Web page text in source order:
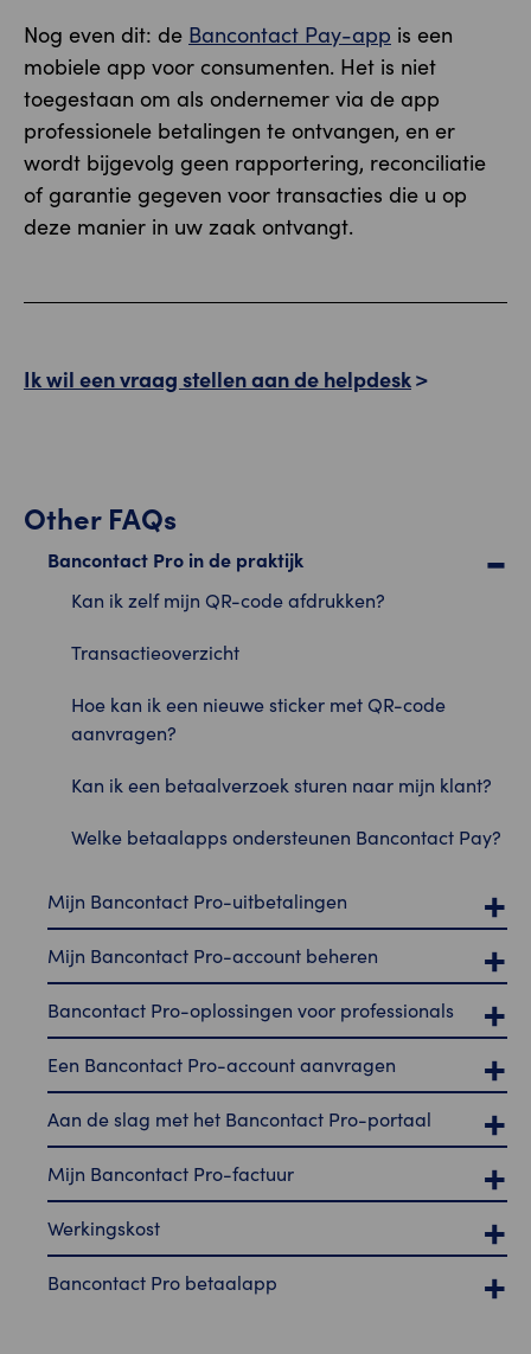
Nog even dit: de Bancontact Pay-app is een
mobiele app voor consumenten. Het is niet
toegestaan om als ondernemer via de app
professionele betalingen te ontvangen, en er
wordt bijgevolg geen rapportering, reconciliatie
of garantie gegeven voor transacties die u op
deze manier in uw zaak ontvangt.
Ik wil een vraag stellen aan de helpdesk
Other FAQs
Bancontact Pro in de praktijk
Kan ik zelf mijn QR-code afdrukken?
Transactieoverzicht
Hoe kan ik een nieuwe sticker met QR-code
aanvragen?
Kan ik een betaalverzoek sturen naar mijn klant?
Welke betaalapps ondersteunen Bancontact Pay?
Mijn Bancontact Pro-uitbetalingen
Mijn Bancontact Pro-account beheren
Bancontact Pro-oplossingen voor professionals
Een Bancontact Pro-account aanvragen
Aan de slag met het Bancontact Pro-portaal
Mijn Bancontact Pro-factuur
Werkingskost
Bancontact Pro betaalapp